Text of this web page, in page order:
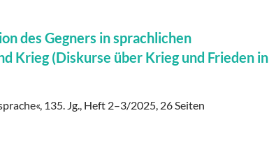
des Gegners in sprachlichen
Krieg (Diskurse über Krieg und Frieden in
135. Jg., Heft 2–3/2025, 26 Seiten